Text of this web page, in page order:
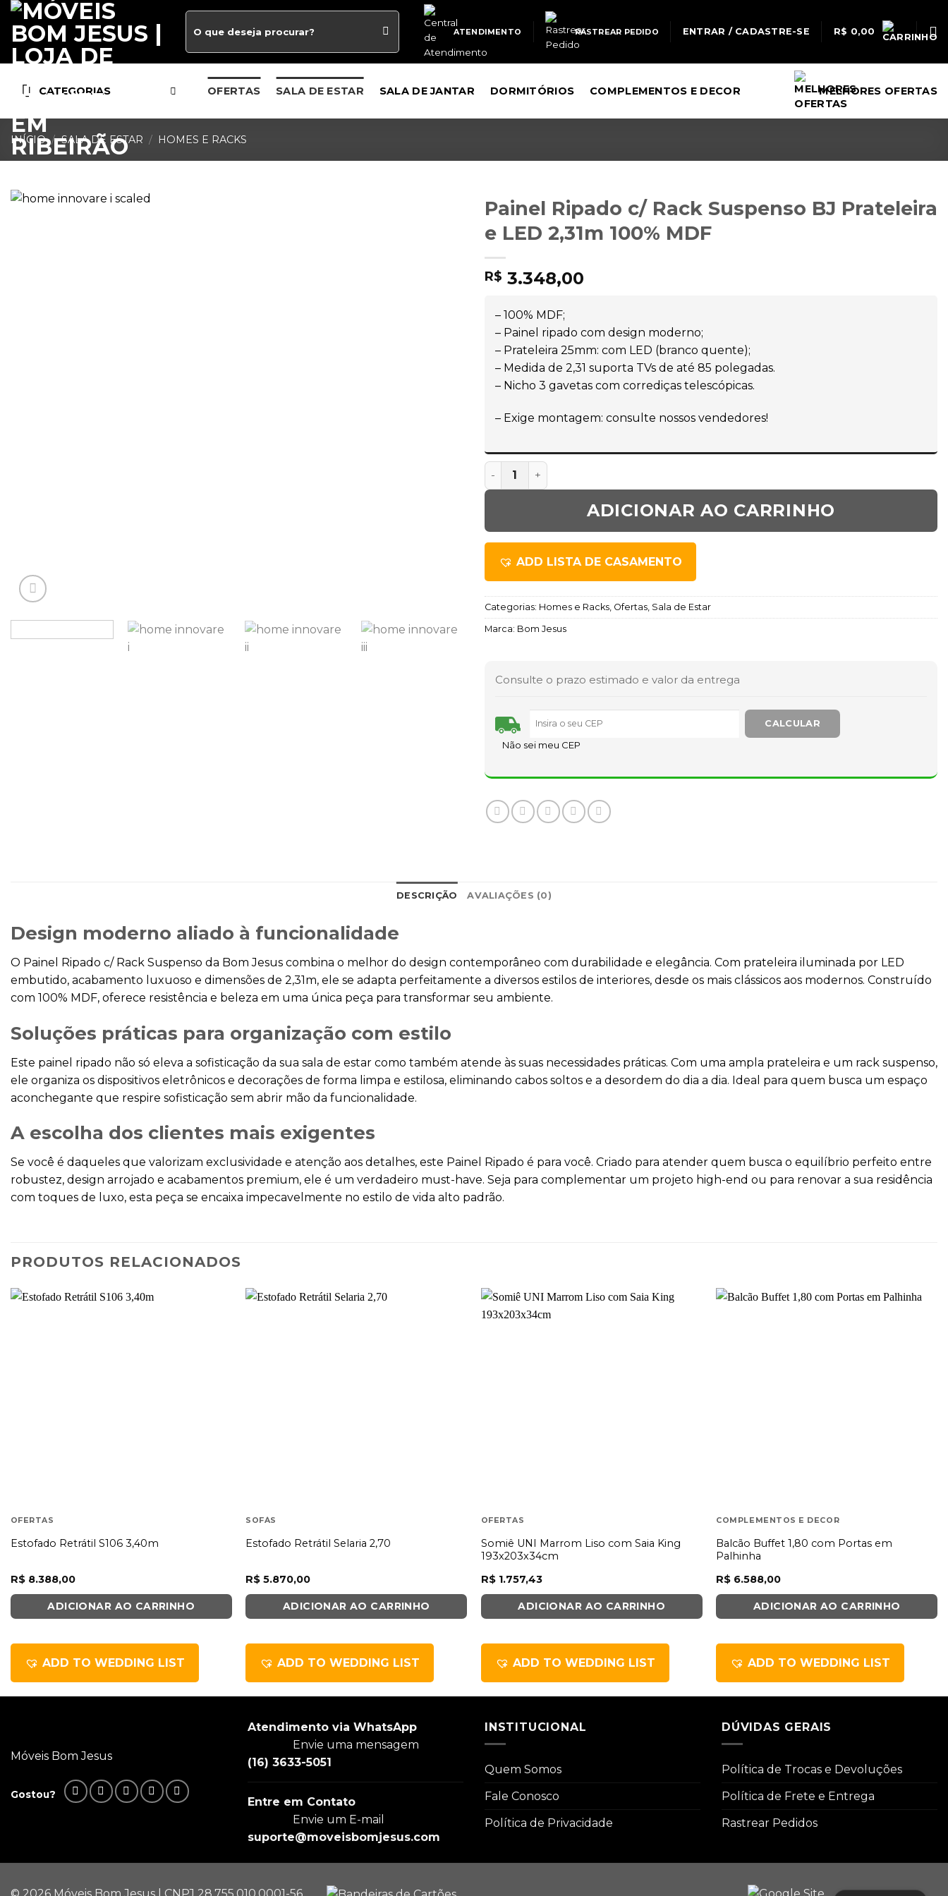
ATENDIMENTO RASTREAR PEDIDO ENTRAR / CADASTRE-SE R$ 0,00
CATEGORIAS OFERTAS SALA DE ESTAR SALA DE JANTAR DORMITÓRIOS COMPLEMENTOS E DECOR MELHORES OFERTAS
INÍCIO / SALA DE ESTAR / HOMES E RACKS
Painel Ripado c/ Rack Suspenso BJ Prateleira
e LED 2,31m 100% MDF
R$ 3.348,00
– 100% MDF;
– Painel ripado com design moderno;
– Prateleira 25mm: com LED (branco quente);
– Medida de 2,31 suporta TVs de até 85 polegadas.
– Nicho 3 gavetas com corrediças telescópicas.
– Exige montagem: consulte nossos vendedores!
ADICIONAR AO CARRINHO
ADD LISTA DE CASAMENTO
Categorias: Homes e Racks Ofertas Sala de Estar
Marca: Bom Jesus
Consulte o prazo estimado e valor da entrega
Não sei meu CEP
DESCRIÇÃO AVALIAÇÕES (0)
Design moderno aliado à funcionalidade
O Painel Ripado c/ Rack Suspenso da Bom Jesus combina o melhor do design contemporâneo com durabilidade e elegância. Com prateleira iluminada por LED
embutido, acabamento luxuoso e dimensões de 2,31m, ele se adapta perfeitamente a diversos estilos de interiores, desde os mais clássicos aos modernos. Construído
com 100% MDF, oferece resistência e beleza em uma única peça para transformar seu ambiente.
Soluções práticas para organização com estilo
Este painel ripado não só eleva a sofisticação da sua sala de estar como também atende às suas necessidades práticas. Com uma ampla prateleira e um rack suspenso,
ele organiza os dispositivos eletrônicos e decorações de forma limpa e estilosa, eliminando cabos soltos e a desordem do dia a dia. Ideal para quem busca um espaço
aconchegante que respire sofisticação sem abrir mão da funcionalidade.
A escolha dos clientes mais exigentes
Se você é daqueles que valorizam exclusividade e atenção aos detalhes, este Painel Ripado é para você. Criado para atender quem busca o equilíbrio perfeito entre
robustez, design arrojado e acabamentos premium, ele é um verdadeiro must-have. Seja para complementar um projeto high-end ou para renovar a sua residência
com toques de luxo, esta peça se encaixa impecavelmente no estilo de vida alto padrão.
PRODUTOS RELACIONADOS
OFERTAS
Estofado Retrátil S106 3,40m
R$8.388,00
ADICIONAR AO CARRINHO
ADD TO WEDDING LIST
SOFÁS
Estofado Retrátil Selaria 2,70
R$ 5.870,00
ADICIONAR AO CARRINHO
ADD TO WEDDING LIST
OFERTAS
Somiê UNI Marrom Liso com Saia King
193x203x34cm
R$1.757,43
ADICIONAR AO CARRINHO
ADD TO WEDDING LIST
COMPLEMENTOS E DECOR
Balcão Buffet 1,80 com Portas em
Palhinha
R$ 6.588,00
ADICIONAR AO CARRINHO
ADD TO WEDDING LIST
Móveis Bom Jesus
Gostou?
Atendimento via WhatsApp
Envie uma mensagem
(16) 3633-5051
Entre em Contato
Envie um E-mail
suporte@moveisbomjesus.com
INSTITUCIONAL
Quem Somos
Fale Conosco
Política de Privacidade
DÚVIDAS GERAIS
Política de Trocas e Devoluções
Política de Frete e Entrega
Rastrear Pedidos